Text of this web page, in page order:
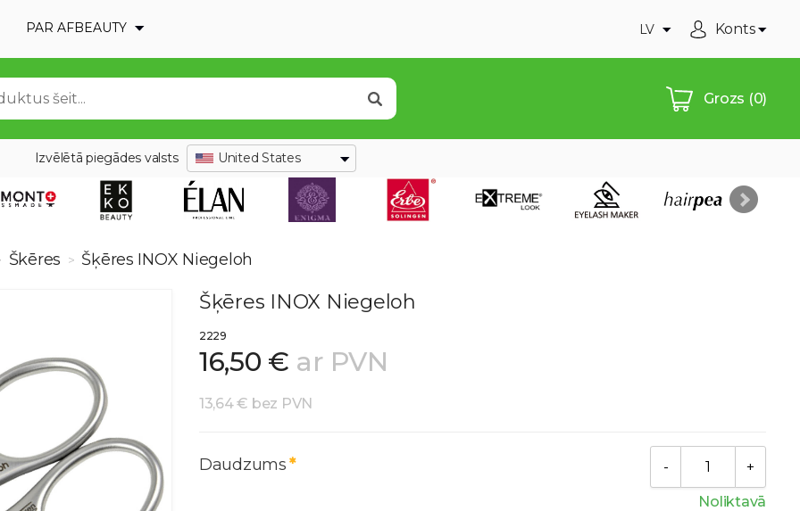
PAR AFBEAUTY LV Konts
Grozs (0)
Izvēlētā piegādes valsts United States
Škēres > Šķēres INOX Niegeloh
Šķēres INOX Niegeloh
2229
16,50 € ar PVN
13,64 € bez PVN
Daudzums
Noliktavā